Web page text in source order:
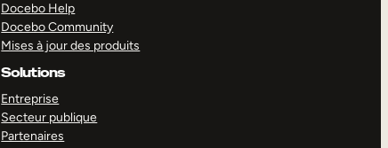
Docebo Help
Docebo Community
Mises à jour des produits
Solutions
Entreprise
Secteur publique
Partenaires